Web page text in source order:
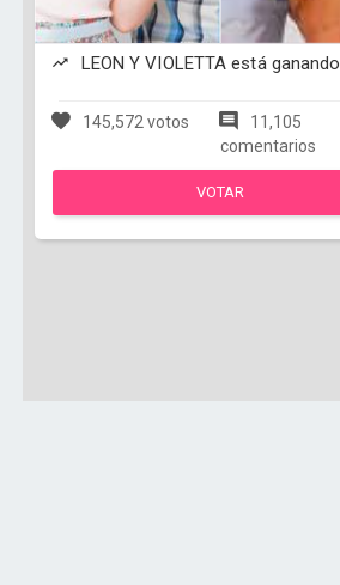
LEON Y VIOLETTA está ganando
145,572 votos
11,105
comentarios
VOTAR